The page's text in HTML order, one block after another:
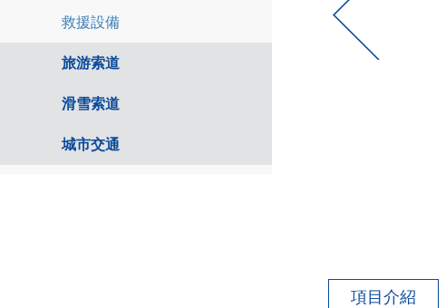
救援設備
旅游索道
滑雪索道
城市交通
項目介紹